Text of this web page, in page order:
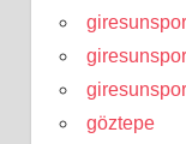
giresunspor
göztepe